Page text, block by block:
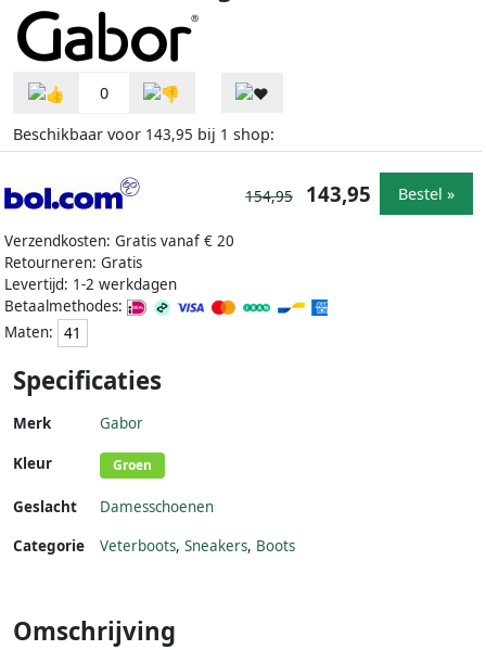
0
Beschikbaar voor 143,95 bij 1 shop:
Verzendkosten: Gratis vanaf € 20
Retourneren: Gratis
Levertijd: 1-2 werkdagen
Betaalmethodes:
Maten:
41
154,95 143,95 Bestel »
Specificaties
Merk Gabor
Kleur Groen
Geslacht
Damesschoenen
Categorie
Veterboots, Sneakers, Boots
Omschrijving